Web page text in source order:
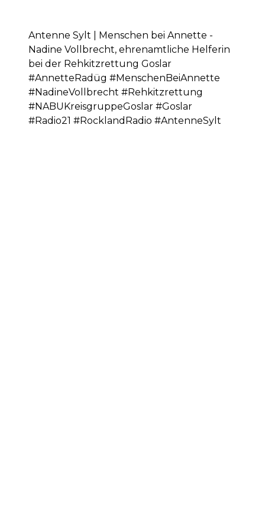
Antenne Sylt | Menschen bei Annette -
Nadine Vollbrecht, ehrenamtliche Helferin
bei der Rehkitzrettung Goslar
#AnnetteRadüg #MenschenBeiAnnette
#NadineVollbrecht #Rehkitzrettung
#NABUKreisgruppeGoslar #Goslar
#Radio21 #RocklandRadio #AntenneSylt